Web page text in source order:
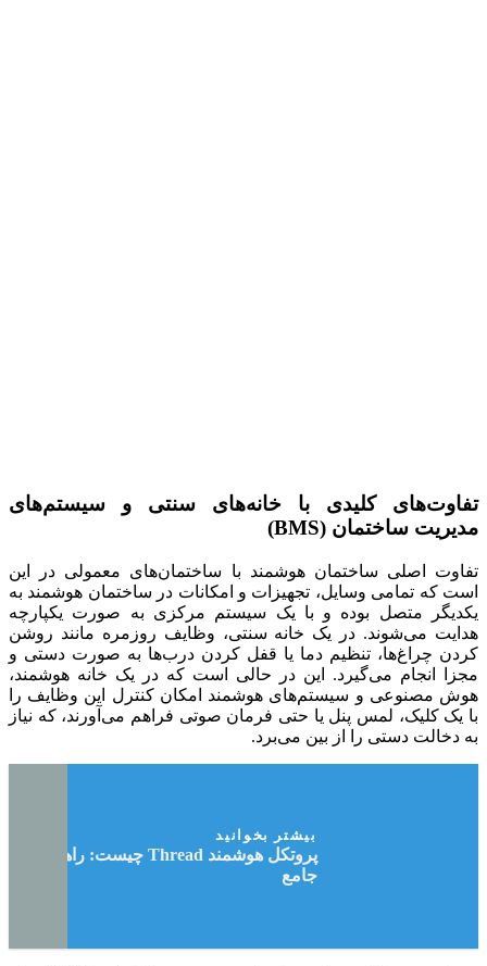
تفاوت‌های کلیدی با خانه‌های سنتی و سیستم‌های
مدیریت ساختمان (BMS)
تفاوت اصلی ساختمان هوشمند با ساختمان‌های معمولی در این
است که تمامی وسایل، تجهیزات و امکانات در ساختمان هوشمند به
یکدیگر متصل بوده و با یک سیستم مرکزی به صورت یکپارچه
هدایت می‌شوند. در یک خانه سنتی، وظایف روزمره مانند روشن
کردن چراغ‌ها، تنظیم دما یا قفل کردن درب‌ها به صورت دستی و
مجزا انجام می‌گیرد. این در حالی است که در یک خانه هوشمند،
هوش مصنوعی و سیستم‌های هوشمند امکان کنترل این وظایف را
با یک کلیک، لمس پنل یا حتی فرمان صوتی فراهم می‌آورند، که نیاز
به دخالت دستی را از بین می‌برد.
بیشتر بخوانید
پروتکل هوشمند Thread چیست: راهنمای
جامع